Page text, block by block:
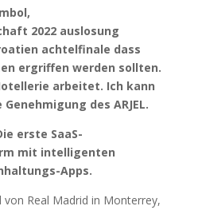
2022 auslosung
achtelfinale dass
ergriffen werden sollten.
arbeitet. Ich kann
des ARJEL.
erste SaaS-
mit intelligenten
Apps.
von Real Madrid in Monterrey,